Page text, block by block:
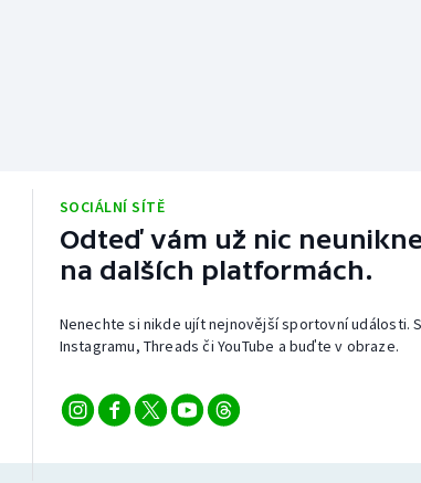
SOCIÁLNÍ SÍTĚ
Odteď vám už nic
na dalších platformách.
Nenechte si nikde ujít nejnovější sportovní události.
Instagramu, Threads či YouTube a buďte v obraze.